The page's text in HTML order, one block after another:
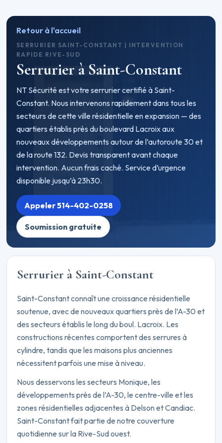
Retour à l'accueil
SERRURIER SAINT-CONSTANT | INTERVENTION
RAPIDE RIVE-SUD
Serrurier à Saint-Constant
NT Sécurité est votre serrurier certifié à Saint-
Constant. Nous intervenons rapidement dans tous les
secteurs de cette ville résidentielle en expansion — des
quartiers établis près du boulevard Lacroix aux
nouveaux développements autour de l’autoroute 30 et
de la route 132. Devis transparent avant chaque
intervention. Aucun frais caché. Service d’urgence
disponible jusqu’à 23h30.
Appeler 514-402-0258
Soumission gratuite
Serrurier à Saint-Constant
Saint-Constant connaît une croissance résidentielle
soutenue, avec de nouveaux quartiers près de l’A-30 et
des secteurs établis le long du boul. Lacroix. Les
constructions récentes comportent des serrures à
cylindre, tandis que les maisons plus anciennes
nécessitent parfois une mise à niveau.
Nous desservons les secteurs Monique, les
développements près de l’A-30, le centre-ville et les
zones résidentielles adjacentes à Delson et Candiac.
Saint-Constant fait partie de notre couverture
quotidienne sur la Rive-Sud ouest.